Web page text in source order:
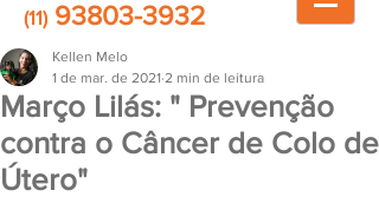
(11)93803-3932
Março Lilás: " Prevenção
contra o Câncer de Colo de
Útero"
Kellen Melo
1 de mar. de 2021 2 min de leitura